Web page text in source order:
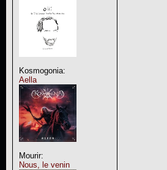
Kosmogonia:
Aella
Mourir:
Nous, le venin